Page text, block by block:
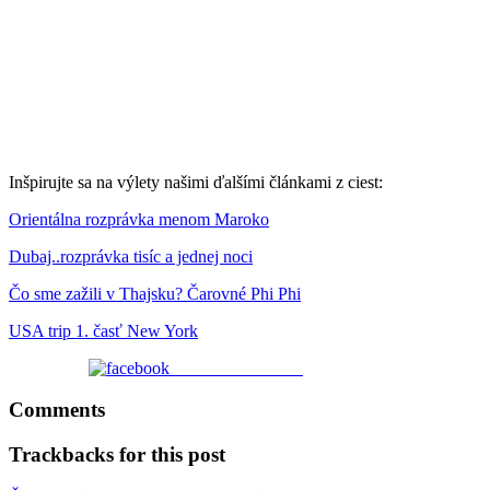
Inšpirujte sa na výlety našimi ďalšími článkami z ciest:
Orientálna rozprávka menom Maroko
Dubaj..rozprávka tisíc a jednej noci
Čo sme zažili v Thajsku? Čarovné Phi Phi
USA trip 1. časť New York
Comments
Trackbacks for this post